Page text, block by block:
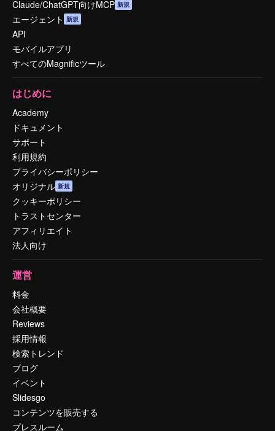
Claude/ChatGPT向けMCP 新規
エージェント 新規
API
モバイルアプリ
すべてのMagnificツール
はじめに
Academy
ドキュメント
サポート
利用規約
プライバシーポリシー
オリジナル 新規
クッキーポリシー
トラストセンター
アフィリエイト
法人向け
運営
料金
会社概要
Reviews
採用情報
検索トレンド
ブログ
イベント
Slidesgo
コンテンツを販売する
プレスルーム